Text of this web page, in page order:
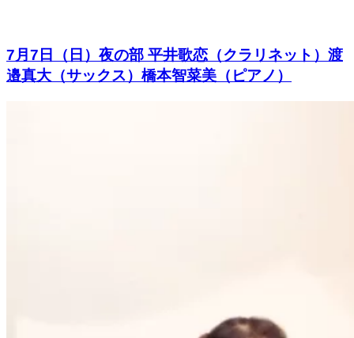
7月7日（日）夜の部 平井歌恋（クラリネット）渡
邉真大（サックス）橋本智菜美（ピアノ）